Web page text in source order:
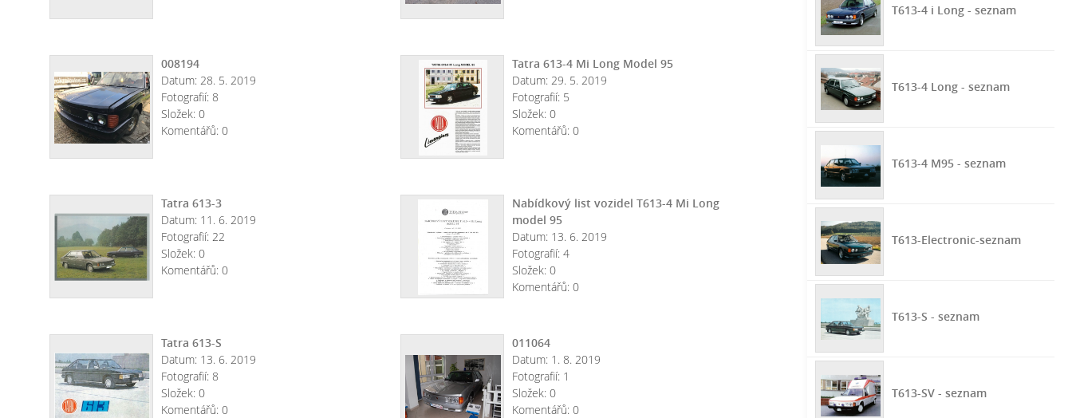
008194
Datum: 28. 5. 2019
Fotografií: 8
Složek: 0
Komentářů: 0
Tatra 613-4 Mi Long Model 95
Datum: 29. 5. 2019
Fotografií: 5
Složek: 0
Komentářů: 0
Tatra 613-3
Datum: 11. 6. 2019
Fotografií: 22
Složek: 0
Komentářů: 0
Nabídkový list vozidel T613-4 Mi Long
model 95
Datum: 13. 6. 2019
Fotografií: 4
Složek: 0
Komentářů: 0
Tatra 613-S
Datum: 13. 6. 2019
Fotografií: 8
Složek: 0
Komentářů: 0
011064
Datum: 1. 8. 2019
Fotografií: 1
Složek: 0
Komentářů: 0
T613-4 i Long - seznam
T613-4 Long - seznam
T613-4 M95 - seznam
T613-Electronic-seznam
T613-S - seznam
T613-SV - seznam